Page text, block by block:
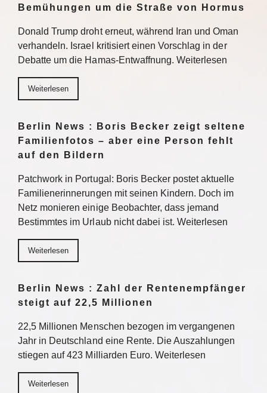
Bemühungen um die Straße von Hormus
Donald Trump droht erneut, während Iran und Oman
verhandeln. Israel kritisiert einen Vorschlag in der
Debatte um die Hamas-Entwaffnung. Weiterlesen
Weiterlesen
Berlin News : Boris Becker zeigt seltene
Familienfotos – aber eine Person fehlt
auf den Bildern
Patchwork in Portugal: Boris Becker postet aktuelle
Familienerinnerungen mit seinen Kindern. Doch im
Netz monieren einige Beobachter, dass jemand
Bestimmtes im Urlaub nicht dabei ist. Weiterlesen
Weiterlesen
Berlin News : Zahl der Rentenempfänger
steigt auf 22,5 Millionen
22,5 Millionen Menschen bezogen im vergangenen
Jahr in Deutschland eine Rente. Die Auszahlungen
stiegen auf 423 Milliarden Euro. Weiterlesen
Weiterlesen